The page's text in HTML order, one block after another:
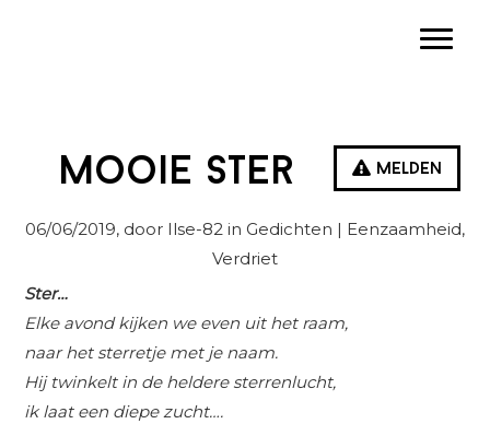
Melden
Mooie ster
06/06/2019, door Ilse-82 in Gedichten | Eenzaamheid,
Verdriet
Ster…
Elke avond kijken we even uit het raam,
naar het sterretje met je naam.
Hij twinkelt in de heldere sterrenlucht,
ik laat een diepe zucht….